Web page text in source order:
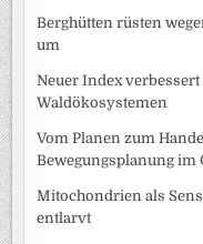
Berghütten rüsten
um
Neuer Index
Waldökosystemen
Vom Planen zum
Bewegungsplanung im
Mitochondrien als
entlarvt